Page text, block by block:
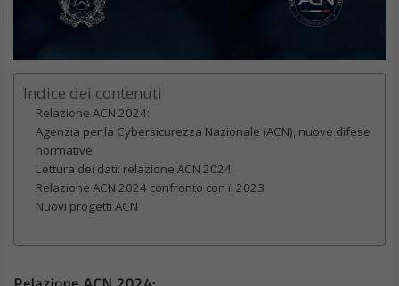
cybersicurezza, che non è solo prevenzione, ma anche
educazione, inclusione, innovazione.
Francesco